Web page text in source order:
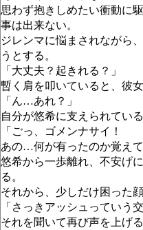
思わず抱きしめたい衝動に
事は出来ない。
ジレンマに悩まされながら
うとする。
「大丈夫？起きれる？」
暫く肩を叩いていると、彼
「ん…あれ？」
自分が悠希に支えられてい
「ごっ、ゴメンナサイ！
あの…何が有ったのか覚え
悠希から一歩離れ、不安げ
る。
それから、少しだけ困った
「さっきアッシュってい
それを聞いて再び声を上げ